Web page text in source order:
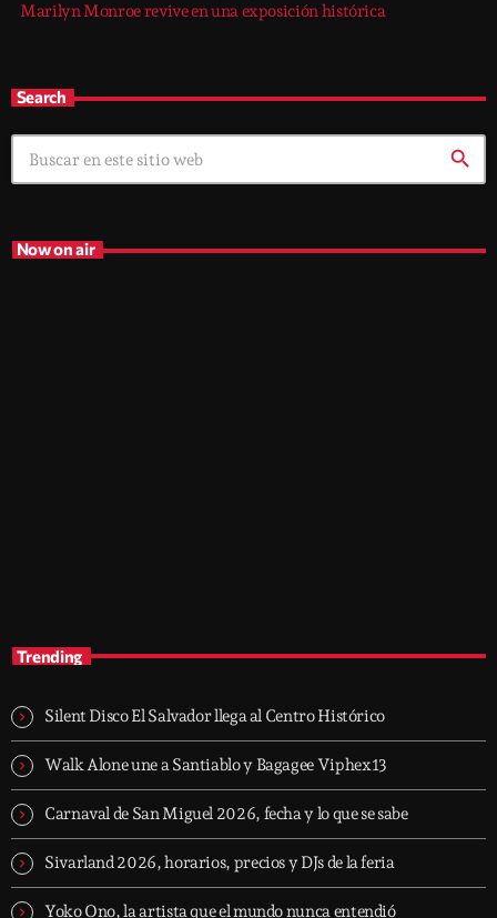
Marilyn Monroe revive en una exposición histórica
Search
search
Now on air
Trending
Silent Disco El Salvador llega al Centro Histórico
Walk Alone une a Santiablo y Bagagee Viphex13
Carnaval de San Miguel 2026, fecha y lo que se sabe
Sivarland 2026, horarios, precios y DJs de la feria
Yoko Ono, la artista que el mundo nunca entendió